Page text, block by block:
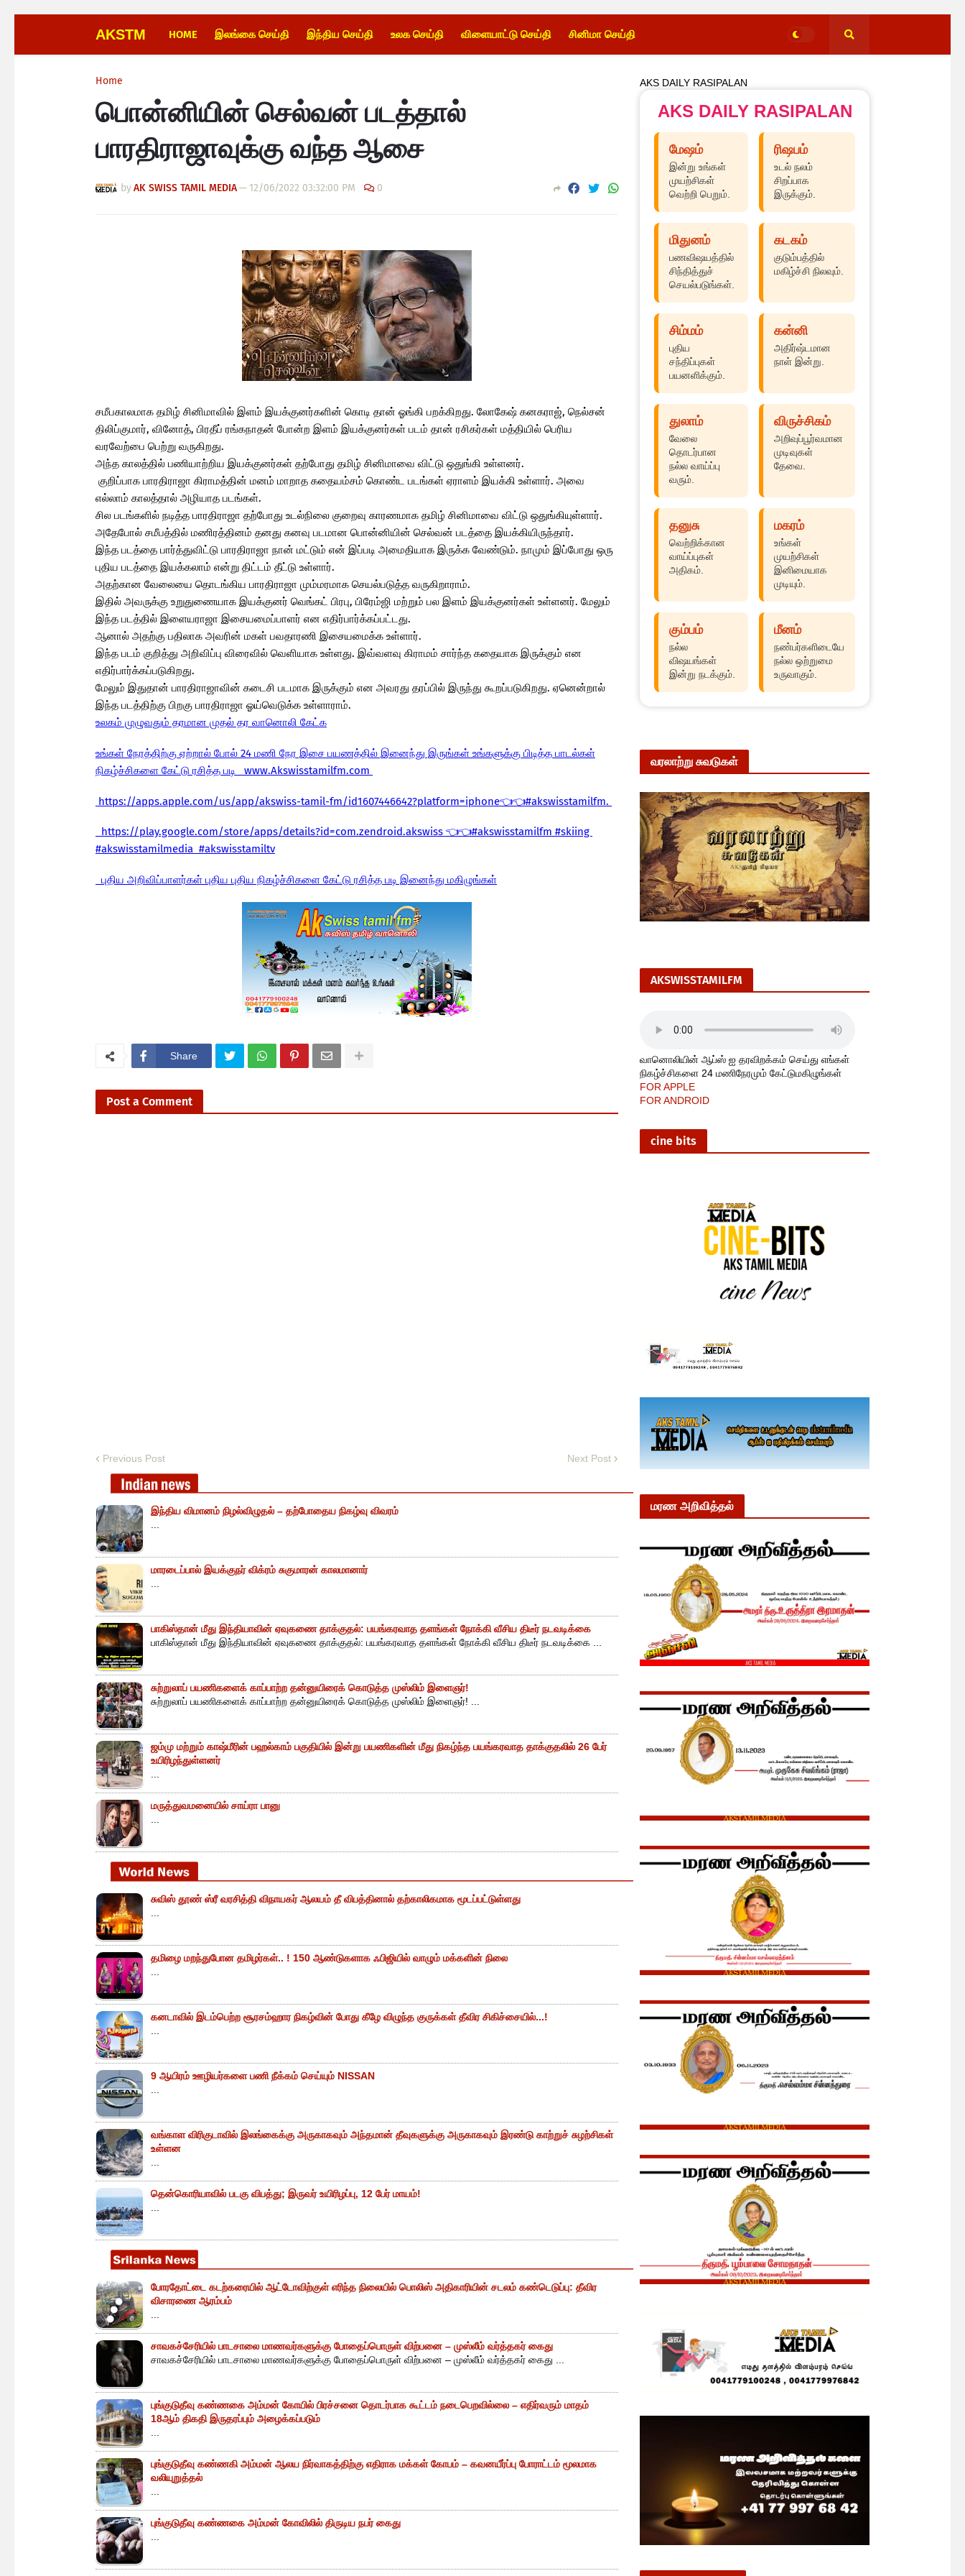
AKSTM HOME இலங்கை செய்தி இந்திய செய்தி உலக செய்தி விளையாட்டு செய்தி சினிமா செய்தி
Home
பொன்னியின் செல்வன் படத்தால்
பாரதிராஜாவுக்கு வந்த ஆசை
byAK SWISS TAMIL MEDIA— 12/06/2022 03:32:00 PM 0
சமீபகாலமாக தமிழ் சினிமாவில் இளம் இயக்குனர்களின் கொடி தான் ஓங்கி பறக்கிறது. லோகேஷ் கனகராஜ், நெல்சன்
திலிப்குமார், வினோத், பிரதீப் ரங்கநாதன் போன்ற இளம் இயக்குனர்கள் படம் தான் ரசிகர்கள் மத்தியில் பெரிய
வரவேற்பை பெற்று வருகிறது.
அந்த காலத்தில் பணியாற்றிய இயக்குனர்கள் தற்போது தமிழ் சினிமாவை விட்டு ஒதுங்கி உள்ளனர்.
குறிப்பாக பாரதிராஜா கிராமத்தின் மனம் மாறாத கதையம்சம் கொண்ட படங்கள் ஏராளம் இயக்கி உள்ளார். அவை
எல்லாம் காலத்தால் அழியாத படங்கள்.
சில படங்களில் நடித்த பாரதிராஜா தற்போது உடல்நிலை குறைவு காரணமாக தமிழ் சினிமாவை விட்டு ஒதுங்கியுள்ளார்.
அதேபோல் சமீபத்தில் மணிரத்தினம் தனது கனவு படமான பொன்னியின் செல்வன் படத்தை இயக்கியிருந்தார்.
இந்த படத்தை பார்த்துவிட்டு பாரதிராஜா நான் மட்டும் என் இப்படி அமைதியாக இருக்க வேண்டும். நாமும் இப்போது ஒரு
புதிய படத்தை இயக்கலாம் என்று திட்டம் தீட்டு உள்ளார்.
அதற்கான வேலையை தொடங்கிய பாரதிராஜா மும்மரமாக செயல்படுத்த வருகிறாராம்.
இதில் அவருக்கு உறுதுணையாக இயக்குனர் வெங்கட் பிரபு, பிரேம்ஜி மற்றும் பல இளம் இயக்குனர்கள் உள்ளனர். மேலும்
இந்த படத்தில் இளையராஜா இசையமைப்பாளர் என எதிர்பார்க்கப்பட்டது.
ஆனால் அதற்கு பதிலாக அவரின் மகள் பவதாரணி இசையமைக்க உள்ளார்.
இந்த படம் குறித்து அறிவிப்பு விரைவில் வெளியாக உள்ளது. இவ்வளவு கிராமம் சார்ந்த கதையாக இருக்கும் என
எதிர்பார்க்கப்படுகிறது.
மேலும் இதுதான் பாரதிராஜாவின் கடைசி படமாக இருக்கும் என அவரது தரப்பில் இருந்து கூறப்படுகிறது. ஏனென்றால்
இந்த படத்திற்கு பிறகு பாரதிராஜா ஓய்வெடுக்க உள்ளாராம்.
உலகம் முழுவதும் தரமான முதல் தர வானொலி கேட்க
உங்கள் நேரத்திற்கு ஏற்றால் போல் 24 மணி நேர இசை பயணத்தில் இனைந்து இருங்கள் உங்களுக்கு பிடித்த பாடல்கள்
நிகழ்ச்சிகளை கேட்டு ரசித்த படி www.Akswisstamilfm.com
https://apps.apple.com/us/app/akswiss-tamil-fm/id1607446642?platform=iphone👈👈#akswisstamilfm.
https://play.google.com/store/apps/details?id=com.zendroid.akswiss 👈👈#akswisstamilfm #skiing
#akswisstamilmedia #akswisstamiltv
புதிய அறிவிப்பாளர்கள் புதிய புதிய நிகழ்ச்சிகளை கேட்டு ரசித்த படி இனைந்து மகிழுங்கள்
Share
Post a Comment
Previous Post Next Post
இந்திய விமானம் நிழல்விழுதல் – தற்போதைய நிகழ்வு விவரம்
மாரடைப்பால் இயக்குநர் விக்ரம் சுகுமாரன் காலமானார்
பாகிஸ்தான் மீது இந்தியாவின் ஏவுகணை தாக்குதல்: பயங்கரவாத தளங்கள் நோக்கி வீசிய திடீர் நடவடிக்கை
பாகிஸ்தான் மீது இந்தியாவின் ஏவுகணை தாக்குதல்: பயங்கரவாத தளங்கள் நோக்கி வீசிய திடீர் நடவடிக்கை ...
சுற்றுலாப் பயணிகளைக் காப்பாற்ற தன்னுயிரைக் கொடுத்த முஸ்லிம் இளைஞர்!
சுற்றுலாப் பயணிகளைக் காப்பாற்ற தன்னுயிரைக் கொடுத்த முஸ்லிம் இளைஞர்! ...
ஜம்மு மற்றும் காஷ்மீரின் பஹல்காம் பகுதியில் இன்று பயணிகளின் மீது நிகழ்ந்த பயங்கரவாத தாக்குதலில் 26 பேர்
உயிரிழந்துள்ளனர்
மருத்துவமனையில் சாய்ரா பானு
சுவிஸ் தூண் ஸ்ரீ வரசித்தி விநாயகர் ஆலயம் தீ விபத்தினால் தற்காலிகமாக மூடப்பட்டுள்ளது
தமிழை மறந்துபோன தமிழர்கள்.. ! 150 ஆண்டுகளாக ஃபிஜியில் வாழும் மக்களின் நிலை
கனடாவில் இடம்பெற்ற சூரசம்ஹார நிகழ்வின் போது கீழே விழுந்த குருக்கள் தீவிர சிகிச்சையில்...!
9 ஆயிரம் ஊழியர்களை பணி நீக்கம் செய்யும் NISSAN
வங்காள விரிகுடாவில் இலங்கைக்கு அருகாகவும் அந்தமான் தீவுகளுக்கு அருகாகவும் இரண்டு காற்றுச் சுழற்சிகள்
உள்ளன
தென்கொரியாவில் படகு விபத்து; இருவர் உயிரிழப்பு, 12 பேர் மாயம்!
போரதோட்டை கடற்கரையில் ஆட்டோவிற்குள் எரிந்த நிலையில் பொலிஸ் அதிகாரியின் சடலம் கண்டெடுப்பு: தீவிர
விசாரணை ஆரம்பம்
சாவகச்சேரியில் பாடசாலை மாணவர்களுக்கு போதைப்பொருள் விற்பனை – முஸ்லீம் வர்த்தகர் கைது
சாவகச்சேரியில் பாடசாலை மாணவர்களுக்கு போதைப்பொருள் விற்பனை – முஸ்லீம் வர்த்தகர் கைது ...
புங்குடுதீவு கண்ணகை அம்மன் கோயில் பிரச்சனை தொடர்பாக கூட்டம் நடைபெறவில்லை – எதிர்வரும் மாதம்
18ஆம் திகதி இருதரப்பும் அழைக்கப்படும்
புங்குடுதீவு கண்ணகி அம்மன் ஆலய நிர்வாகத்திற்கு எதிராக மக்கள் கோபம் – கவனயீர்ப்பு போராட்டம் மூலமாக
வலியுறுத்தல்
புங்குடுதீவு கண்ணகை அம்மன் கோவிலில் திருடிய நபர் கைது
AKS DAILY RASIPALAN
AKS DAILY RASIPALAN
மேஷம்
இன்று உங்கள்
முயற்சிகள்
வெற்றி பெறும்.
ரிஷபம்
உடல் நலம்
சிறப்பாக
இருக்கும்.
மிதுனம்
பணவிஷயத்தில்
சிந்தித்துச்
செயல்படுங்கள்.
கடகம்
குடும்பத்தில்
மகிழ்ச்சி நிலவும்.
சிம்மம்
புதிய
சந்திப்புகள்
பயனளிக்கும்.
கன்னி
அதிர்ஷ்டமான
நாள் இன்று.
துலாம்
வேலை
தொடர்பான
நல்ல வாய்ப்பு
வரும்.
விருச்சிகம்
அறிவுப்பூர்வமான
முடிவுகள்
தேவை.
தனுசு
வெற்றிக்கான
வாய்ப்புகள்
அதிகம்.
மகரம்
உங்கள்
முயற்சிகள்
இனிமையாக
முடியும்.
கும்பம்
நல்ல
விஷயங்கள்
இன்று நடக்கும்.
மீனம்
நண்பர்களிடையே
நல்ல ஒற்றுமை
உருவாகும்.
வரலாற்று சுவடுகள்
AKSWISSTAMILFM
வானொலியின் ஆப்ஸ் ஐ தரவிறக்கம் செய்து எங்கள்
நிகழ்ச்சிகளை 24 மணிநேரமும் கேட்டுமகிழுங்கள்
FOR APPLE
FOR ANDROID
cine bits
மரண அறிவித்தல்